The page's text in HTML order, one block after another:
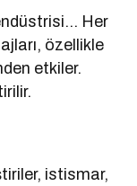
Her
özellikle
etkiler.
istismar,